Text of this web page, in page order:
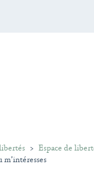
> Espace de